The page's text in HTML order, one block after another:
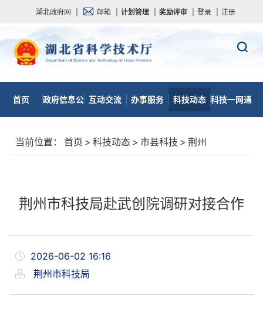
湖北政府网 邮箱 计划管理 奖励评审 登录 注册
首页 政府信息公 互动交流 办事服务 科技动态 科技一网通
当前位置： 首页 > 科技动态 > 市县科技 > 荆州
荆州市科技局赴武创院调研对接合作
2026-06-02 16:16
荆州市科技局